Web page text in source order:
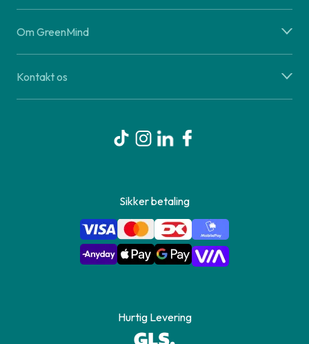
Om GreenMind
Kontakt os
Sikker betaling
Hurtig Levering